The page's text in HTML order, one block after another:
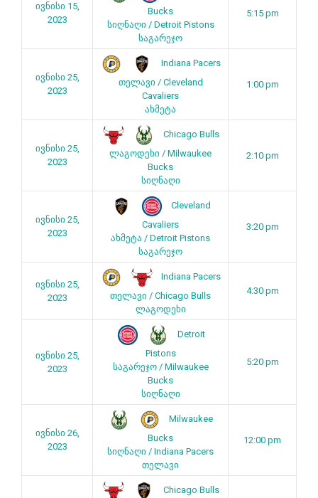
ივნისი 15,
2023
Bucks
სიღნაღი / Detroit Pistons
საგარეჯო
5:15 pm
ივნისი 25,
2023
Indiana Pacers
თელავი / Cleveland
Cavaliers
ახმეტა
1:00 pm
ივნისი 25,
2023
Chicago Bulls
ლაგოდეხი / Milwaukee
Bucks
სიღნაღი
2:10 pm
ივნისი 25,
2023
Cleveland
Cavaliers
ახმეტა / Detroit Pistons
საგარეჯო
3:20 pm
ივნისი 25,
2023
Indiana Pacers
თელავი / Chicago Bulls
ლაგოდეხი
4:30 pm
ივნისი 25,
2023
Detroit
Pistons
საგარეჯო / Milwaukee
Bucks
სიღნაღი
5:20 pm
ივნისი 26,
2023
Milwaukee
Bucks
სიღნაღი / Indiana Pacers
თელავი
12:00 pm
Chicago Bulls